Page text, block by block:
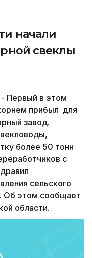
начали
свеклы
в этом
прибыл для
завод.
более 50 тонн
с
сельского
Об этом сообщает
области.